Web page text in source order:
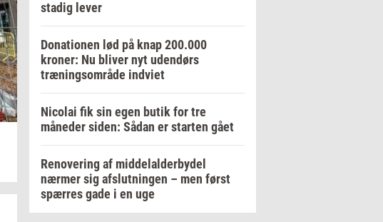
stadig lever
Donationen lød på knap 200.000
kroner: Nu bliver nyt udendørs
træningsområde indviet
Nicolai fik sin egen butik for tre
måneder siden: Sådan er starten gået
Renovering af middelalderbydel
nærmer sig afslutningen – men først
spærres gade i en uge